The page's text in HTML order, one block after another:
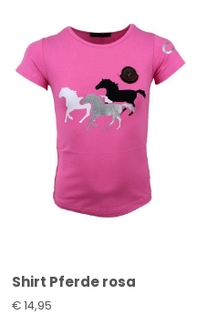
Shirt Pferde rosa
€14,95